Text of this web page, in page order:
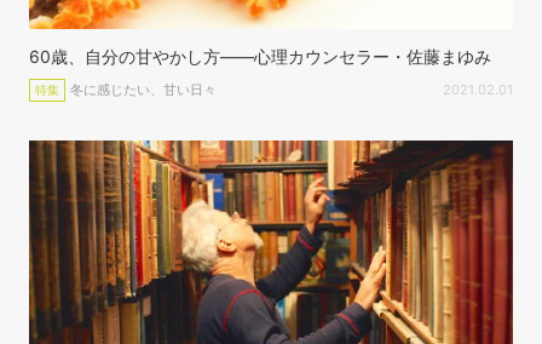
60歳、自分の甘やかし方——心理カウンセラー・佐藤まゆみ
特集 冬に感じたい、甘い日々 2021.02.01